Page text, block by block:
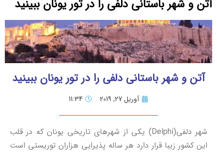
آتن و شهر باستانی دلفی را در تور یونان ببینید
آتن و شهر باستانی دلفی را در تور یونان ببینید
آوریل 27, 2019 11:34
شهر دلفی(Delphi) یکی از شهرهای تاریخی یونان که در قلب
این کشور زیبا قرار دارد هر ساله پذیرایی هزاران توریستی است